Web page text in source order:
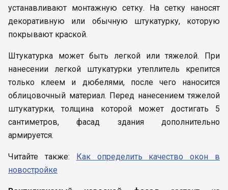
устанавливают монтажную сетку. На сетку наносят
декоративную или обычную штукатурку, которую
покрывают краской.
Штукатурка может быть легкой или тяжелой. При
нанесении легкой штукатурки утеплитель крепится
только клеем и дюбелями, после чего наносится
облицовочный материал. Перед нанесением тяжелой
штукатурки, толщина которой может достигать 5
сантиметров, фасад здания дополнительно
армируется.
Читайте также: Как определить качество окон в
новостройке